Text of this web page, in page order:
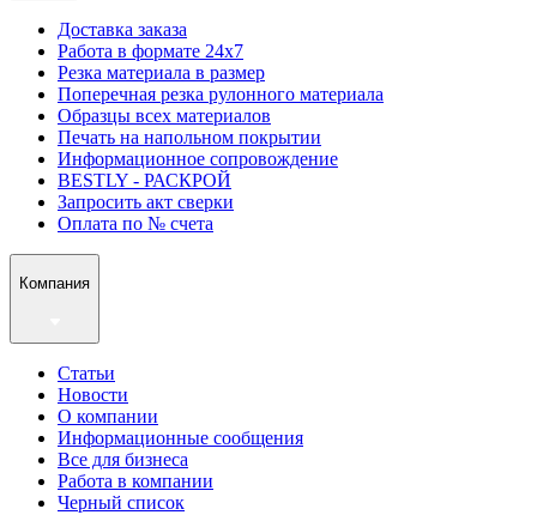
Доставка заказа
Работа в формате 24х7
Резка материала в размер
Поперечная резка рулонного материала
Образцы всех материалов
Печать на напольном покрытии
Информационное сопровождение
BESTLY - РАСКРОЙ
Запросить акт сверки
Оплата по № счета
Компания
Статьи
Новости
О компании
Информационные сообщения
Все для бизнеса
Работа в компании
Черный список